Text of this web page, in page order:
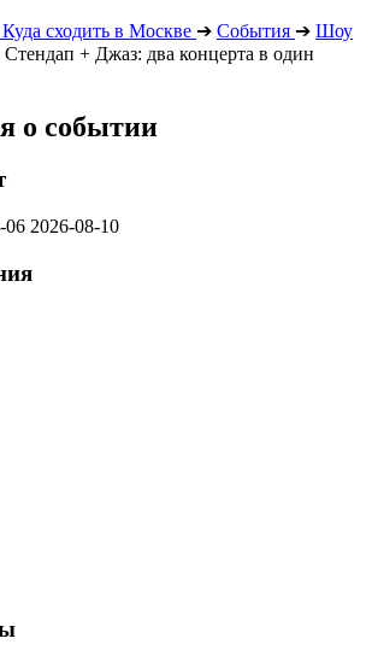
сходить в Москве ➔ События ➔ Шоу
Стендап + Джаз: два концерта в один
о событии
06 2026-08-10